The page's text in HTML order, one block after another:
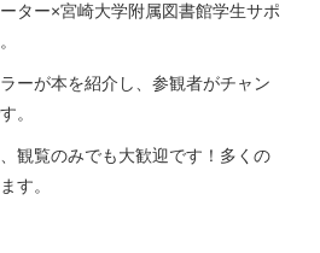
ター×宮崎大学附属図書館学生サポ
ーが本を紹介し、参観者がチャン
。
観覧のみでも大歓迎です！多くの
す。